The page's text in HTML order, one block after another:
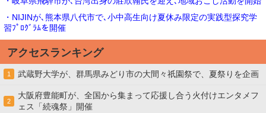
・NIJINが､熊本県八代市で､小中高生向け夏休み限定の実践型探究学
習ﾌﾟﾛｸﾞﾗﾑを開催
アクセスランキング
1 武蔵野大学が、群馬県みどり市の大間々祇園祭で、夏祭りを企画
2
大阪府豊能町が、全国から集まって応援し合う火付けエンタメフ
ェス「続魂祭」開催